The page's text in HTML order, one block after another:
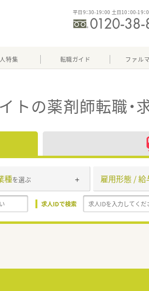
平日9：30-19：00 土日10：00-19
特集 転職ガイド ファル
トの薬剤師転職・
種を選ぶ 雇用形態 / 給
求人IDで検索